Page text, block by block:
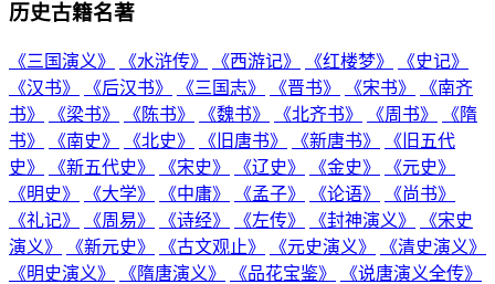
历史古籍名著
《三国演义》 《水浒传》 《西游记》 《红楼梦》
《史记》
《汉书》
《后汉书》 《三国志》 《晋书》 《宋书》
《南齐
书》
《梁书》 《陈书》 《魏书》 《北齐书》 《周书》
《隋
书》
《南史》 《北史》 《旧唐书》 《新唐书》
《旧五代
史》
《新五代史》 《宋史》 《辽史》 《金史》
《元史》
《明史》
《大学》 《中庸》 《孟子》 《论语》
《尚书》
《礼记》
《周易》 《诗经》 《左传》 《封神演义》
《宋史
演义》
《新元史》 《古文观止》 《元史演义》
《清史演义》
《明史演义》
《隋唐演义》 《品花宝鉴》
《说唐演义全传》